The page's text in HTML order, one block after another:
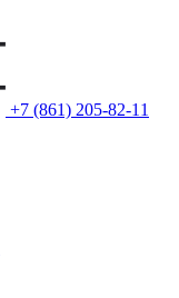
+7 (861) 205-82-11